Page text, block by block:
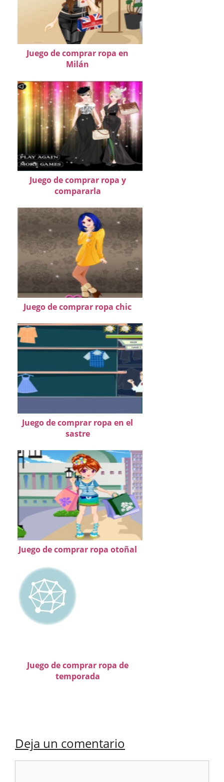
Juego de comprar ropa en
Milán
Juego de comprar ropa y
compararla
Juego de comprar ropa chic
Juego de comprar ropa en el
sastre
Juego de comprar ropa otoñal
Juego de comprar ropa de
temporada
Deja un comentario